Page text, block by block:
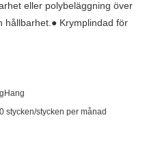
eller polybeläggning över
hållbarhet.● Krymplindad för
stycken/stycken per månad